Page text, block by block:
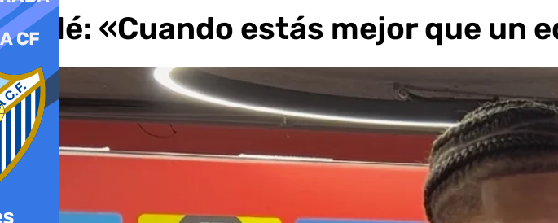
Badé: «Cuando estás mejor que un